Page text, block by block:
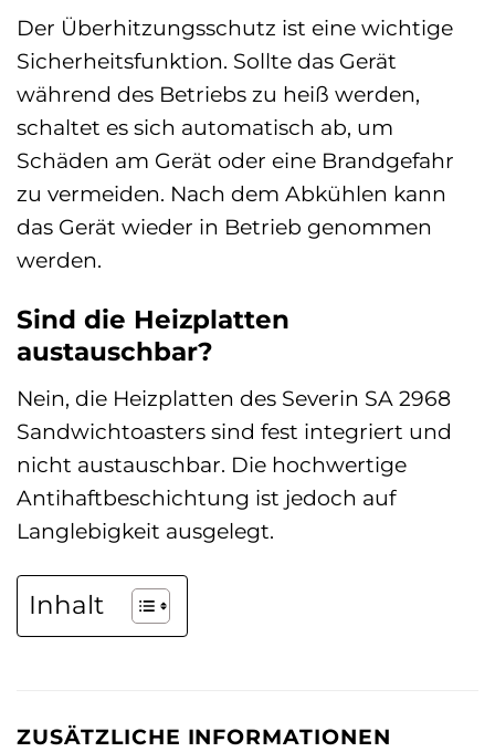
Der Überhitzungsschutz ist eine wichtige
Sicherheitsfunktion. Sollte das Gerät
während des Betriebs zu heiß werden,
schaltet es sich automatisch ab, um
Schäden am Gerät oder eine Brandgefahr
zu vermeiden. Nach dem Abkühlen kann
das Gerät wieder in Betrieb genommen
werden.
Sind die Heizplatten
austauschbar?
Nein, die Heizplatten des Severin SA 2968
Sandwichtoasters sind fest integriert und
nicht austauschbar. Die hochwertige
Antihaftbeschichtung ist jedoch auf
Langlebigkeit ausgelegt.
Inhalt
ZUSÄTZLICHE INFORMATIONEN